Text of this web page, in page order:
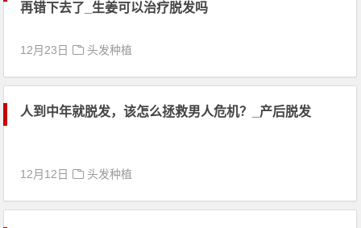
再错下去了_生姜可以治疗脱发吗
12月23日 头发种植
人到中年就脱发，该怎么拯救男人危机？_产后脱发
12月12日 头发种植